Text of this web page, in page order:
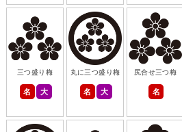
三つ盛り梅
名 大
丸に三つ盛り梅
名 大
尻合せ三つ梅
名